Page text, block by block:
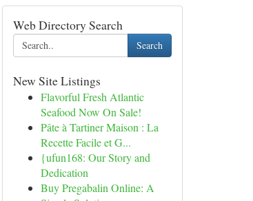
Web Directory Search
Search
New Site Listings
Flavorful Fresh Atlantic
Seafood Now On Sale!
Pâte à Tartiner Maison : La
Recette Facile et G...
{ufun168: Our Story and
Dedication
Buy Pregabalin Online: A